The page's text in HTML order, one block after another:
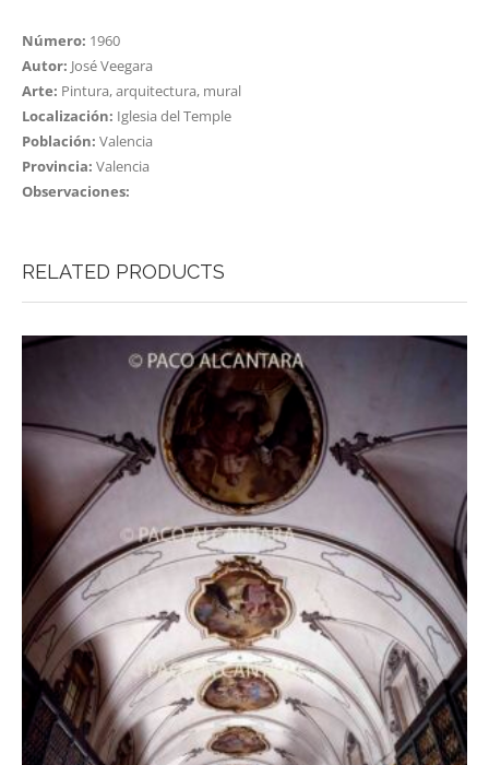
Número: 1960
Autor: José Veegara
Arte: Pintura, arquitectura, mural
Localización: Iglesia del Temple
Población: Valencia
Provincia: Valencia
Observaciones:
RELATED PRODUCTS